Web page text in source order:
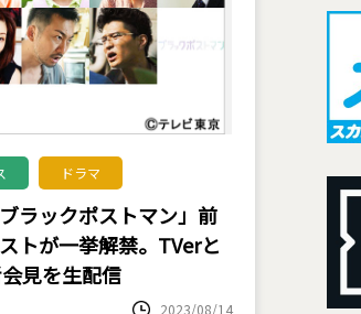
ドラマ
ラックポストマン」前
トが一挙解禁。TVerと
見を生配信
2023/08/14